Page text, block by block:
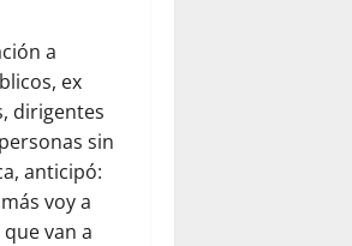
a
ex
dirigentes
sin
anticipó:
voy a
van a